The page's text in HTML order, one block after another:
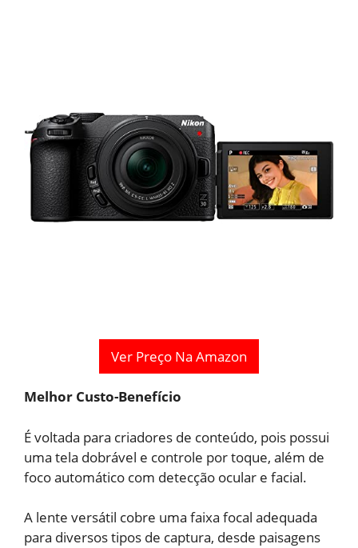
Ver Preço Na Amazon
Melhor Custo-Benefício
É voltada para criadores de conteúdo, pois possui
uma tela dobrável e controle por toque, além de
foco automático com detecção ocular e facial.
A lente versátil cobre uma faixa focal adequada
para diversos tipos de captura, desde paisagens